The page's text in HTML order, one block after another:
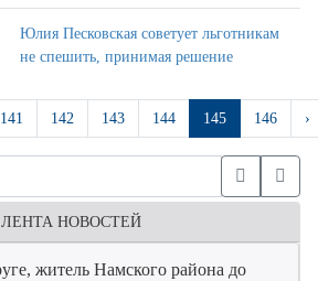
Юлия Песковская советует льготникам
не спешить, принимая решение
141 142 143 144 145 146 ›
ЛЕНТА НОВОСТЕЙ
житель Намского района до